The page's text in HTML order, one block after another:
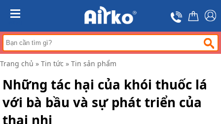
Trang
chủ
Máy
hút
ẩm
Máy
không
hòa
Trang chủ » Tin tức » Tin sản phẩm
Những tác hại của khói thuốc lá
với bà bầu và sự phát triển của
thai nhi